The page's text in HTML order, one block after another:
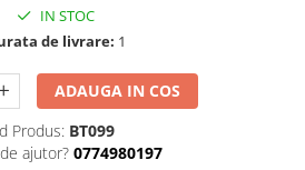
IN STOC
de livrare: 1
ADAUGA IN COS
Produs: BT099
ajutor? 0774980197